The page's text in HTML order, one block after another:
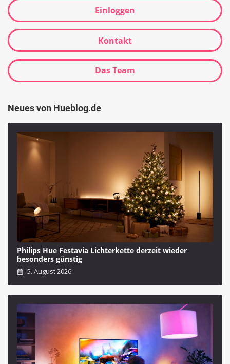
Einloggen
Kontakt
Das Team
Neues von Hueblog.de
Philips Hue Festavia Lichterkette derzeit wieder
besonders günstig
5. August 2026